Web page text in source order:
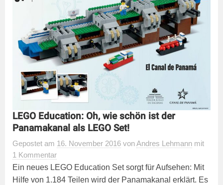
LEGO Education: Oh, wie schön ist der
Panamakanal als LEGO Set!
Gepostet am 16. November 2016 vonAndres Lehmann mit
1 Kommentar
Ein neues LEGO Education Set sorgt für Aufsehen: Mit
Hilfe von 1.184 Teilen wird der Panamakanal erklärt. Es